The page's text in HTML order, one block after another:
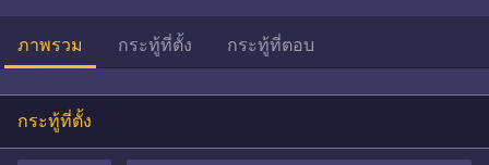
ภาพรวม กระทู้ที่ตั้ง กระทู้ที่ตอบ
กระทู้ที่ตั้ง